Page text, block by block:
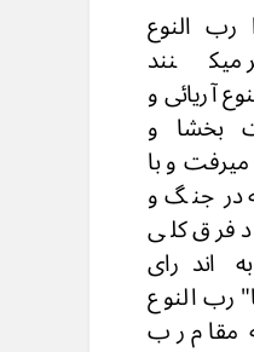
رب النوع
میکنند
آریائی و
بخشا و
و با
در جنگ و
فرق کلی
اندرای
رب النوع
مقام رب